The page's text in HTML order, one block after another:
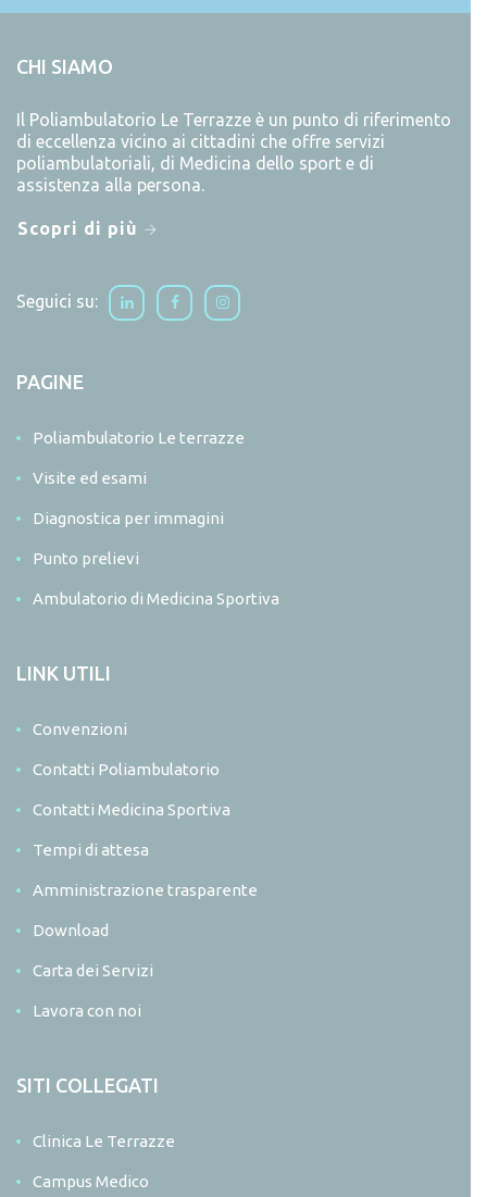
CHI SIAMO
Il Poliambulatorio Le Terrazze è un punto di riferimento
di eccellenza vicino ai cittadini che offre servizi
poliambulatoriali, di Medicina dello sport e di
assistenza alla persona.
Scopri di più
Seguici su:
PAGINE
Poliambulatorio Le terrazze
Visite ed esami
Diagnostica per immagini
Punto prelievi
Ambulatorio di Medicina Sportiva
LINK UTILI
Convenzioni
Contatti Poliambulatorio
Contatti Medicina Sportiva
Tempi di attesa
Amministrazione trasparente
Download
Carta dei Servizi
Lavora con noi
SITI COLLEGATI
Clinica Le Terrazze
Campus Medico